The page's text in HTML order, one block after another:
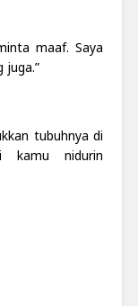
maaf. Saya
juga.”
tubuhnya di
kamu nidurin